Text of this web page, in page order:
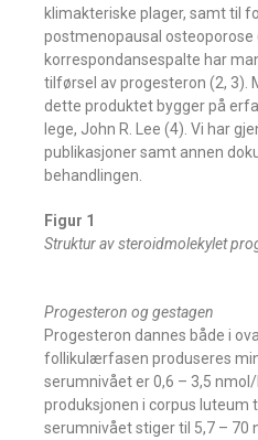
klimakteriske plager, samt til
postmenopausal osteoporose
korrespondansespalte har
tilførsel av progesteron (2, 3).
dette produktet bygger på
lege, John R. Lee (4). Vi har
publikasjoner samt annen
behandlingen.
Figur 1
Struktur av steroidmolekylet
Progesteron og gestagen
Progesteron dannes både i
follikulærfasen produseres
serumnivået er 0,6 – 3,5
produksjonen i corpus luteum
serumnivået stiger til 5,7 – 70